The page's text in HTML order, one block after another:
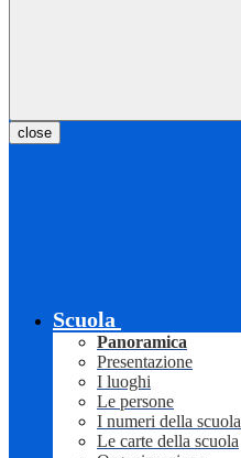
close
Scuola
Panoramica
Presentazione
I luoghi
Le persone
I numeri della scuola
Le carte della scuola